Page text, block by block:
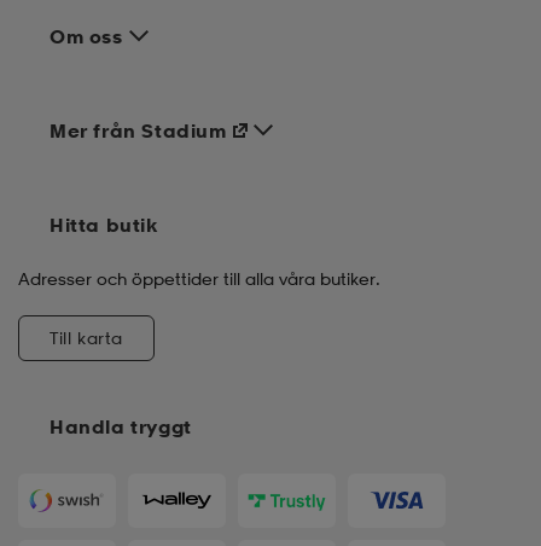
Om oss
Handla tryggt
Mer från Stadium
Hitta butik
Adresser och öppettider till alla våra butiker.
Till karta